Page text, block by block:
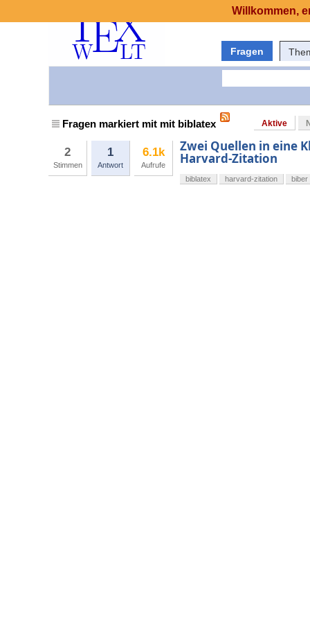
Fragen
Fragen markiert mit mit biblatex Aktive
2
Stimmen
1
Antwort
6.1k
Aufrufe
Zwei Quellen in eine
Harvard-Zitation
biblatex harvard-zitation biber
Willkommen,